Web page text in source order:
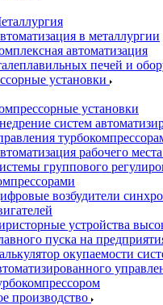
в металлургии
автоматизация
печей и
установки
установки
систем
рабочего
группового
возбудители
устройства
пуска на
окупаемости
производство